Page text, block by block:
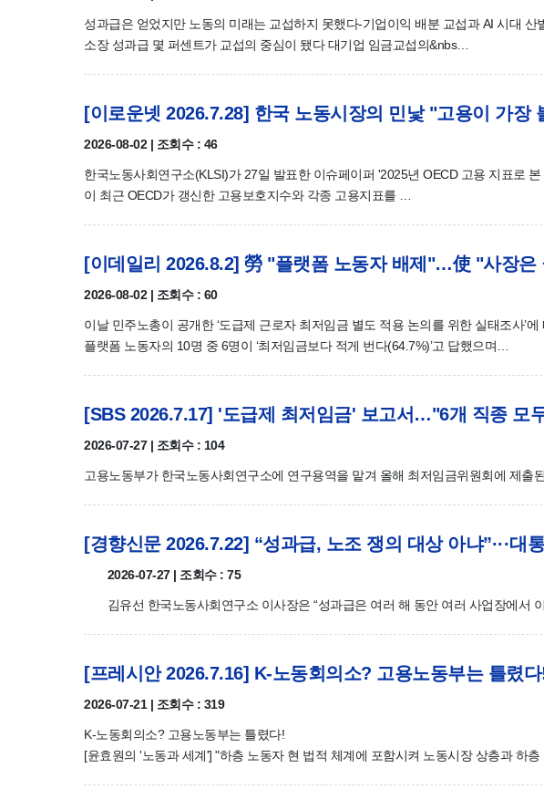
성과급은 얻었지만 노동의 미래는 교섭하지 못했다-기업이익 배분 교섭과 AI 시대
소장 성과급 몇 퍼센트가 교섭의 중심이 됐다 대기업 임금교섭의&nbs…
[이로운넷 2026.7.28] 한국 노동시장의 민낯 "고용이 가장
2026-08-02 | 조회수 : 46
한국노동사회연구소(KLSI)가 27일 발표한 이슈페이퍼 '2025년 OECD 고용 지표로
이 최근 OECD가 갱신한 고용보호지수와 각종 고용지표를 …
[이데일리 2026.8.2] 勞 "플랫폼 노동자 배제"…使 "사장은
2026-08-02 | 조회수 : 60
이날 민주노총이 공개한 ‘도급제 근로자 최저임금 별도 적용 논의를 위한 실태조사’에
플랫폼 노동자의 10명 중 6명이 ‘최저임금보다 적게 번다(64.7%)’고 답했으며…
[SBS 2026.7.17] '도급제 최저임금' 보고서…"6개 직종 모
2026-07-27 | 조회수 : 104
고용노동부가 한국노동사회연구소에 연구용역을 맡겨 올해 최저임금위원회에 제
[경향신문 2026.7.22] “성과급, 노조 쟁의 대상 아냐”···대
2026-07-27 | 조회수 : 75
김유선 한국노동사회연구소 이사장은 “성과급은 여러 해 동안 여러 사업장에서
[프레시안 2026.7.16] K-노동회의소? 고용노동부는 틀렸
2026-07-21 | 조회수 : 319
K-노동회의소? 고용노동부는 틀렸다!
[윤효원의 '노동과 세계'] "하층 노동자 현 법적 체계에 포함시켜 노동시장 상층과 하